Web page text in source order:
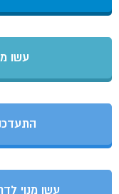
עשו
עשו מנוי